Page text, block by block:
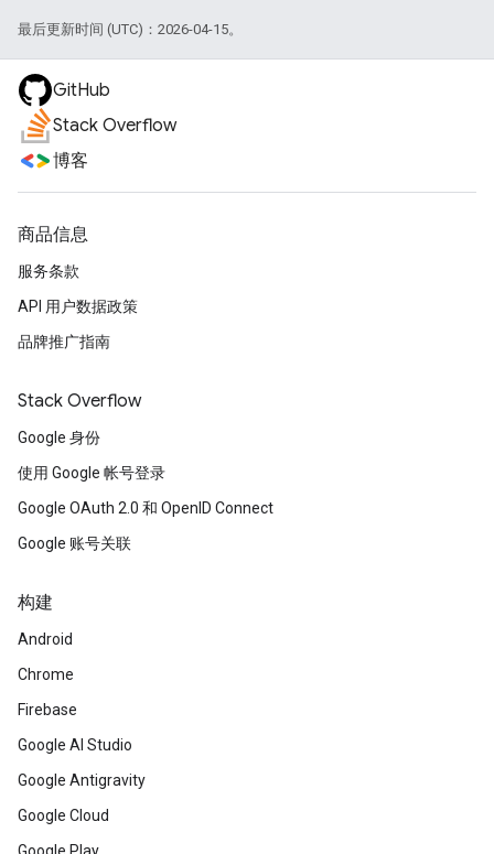
最后更新时间 (UTC)：2026-04-15。
GitHub
Stack Overflow
博客
商品信息
服务条款
API 用户数据政策
品牌推广指南
Stack Overflow
Google 身份
使用 Google 帐号登录
Google OAuth 2.0 和 OpenID Connect
Google 账号关联
构建
Android
Chrome
Firebase
Google AI Studio
Google Antigravity
Google Cloud